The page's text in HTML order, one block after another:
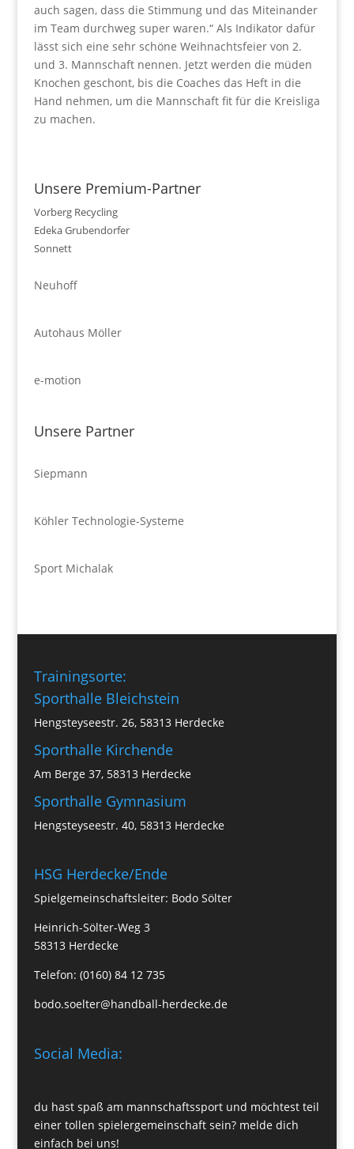
auch sagen, dass die Stimmung und das Miteinander
im Team durchweg super waren.“ Als Indikator dafür
lässt sich eine sehr schöne Weihnachtsfeier von 2.
und 3. Mannschaft nennen. Jetzt werden die müden
Knochen geschont, bis die Coaches das Heft in die
Hand nehmen, um die Mannschaft fit für die Kreisliga
zu machen.
Unsere Premium-Partner
Vorberg Recycling
Edeka Grubendorfer
Sonnett
Neuhoff
Autohaus Möller
e-motion
Unsere Partner
Siepmann
Köhler Technologie-Systeme
Sport Michalak
Trainingsorte:
Sporthalle Bleichstein
Hengsteyseestr. 26, 58313 Herdecke
Sporthalle Kirchende
Am Berge 37, 58313 Herdecke
Sporthalle Gymnasium
Hengsteyseestr. 40, 58313 Herdecke
HSG Herdecke/Ende
Spielgemeinschaftsleiter: Bodo Sölter
Heinrich-Sölter-Weg 3
58313 Herdecke
Telefon: (0160) 84 12 735
bodo.soelter@handball-herdecke.de
Social Media:
du hast spaß am mannschaftssport und möchtest teil
einer tollen spielergemeinschaft sein? melde dich
einfach bei uns!